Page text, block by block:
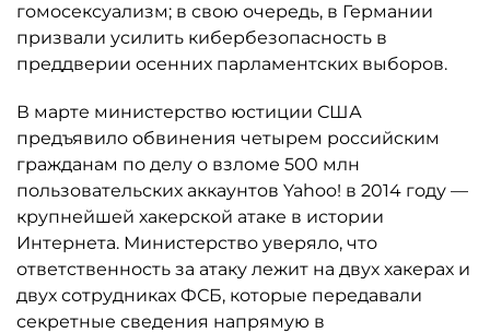
гомосексуализм; в свою очередь, в Германии
призвали усилить кибербезопасность в
преддверии осенних парламентских выборов.
В марте министерство юстиции США
предъявило обвинения четырем российским
гражданам по делу о взломе 500 млн
пользовательских аккаунтов Yahoo! в 2014 году —
крупнейшей хакерской атаке в истории
Интернета. Министерство уверяло, что
ответственность за атаку лежит на двух хакерах и
двух сотрудниках ФСБ, которые передавали
секретные сведения напрямую в